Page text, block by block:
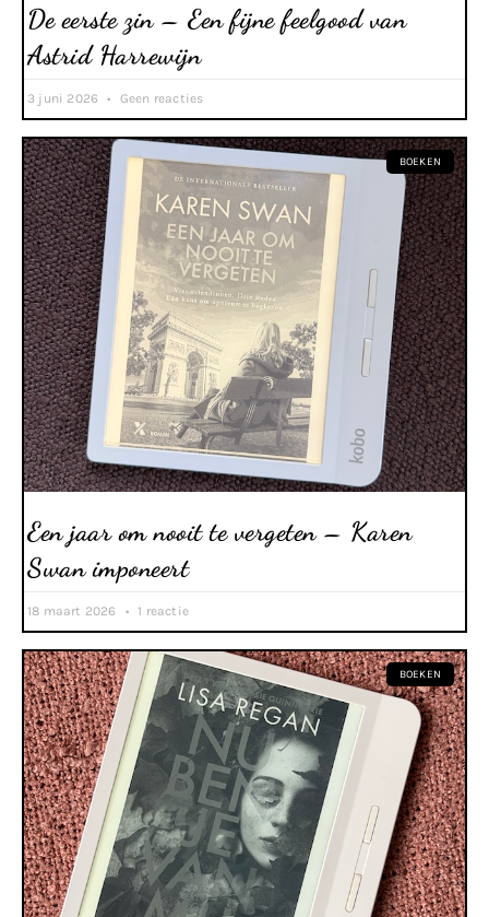
De eerste zin – Een fijne feelgood van
Astrid Harrewijn
3 juni 2026 Geen reacties
BOEKEN
Een jaar om nooit te vergeten – Karen
Swan imponeert
18 maart 2026 1 reactie
BOEKEN